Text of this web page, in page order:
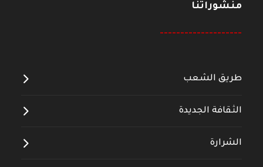
منشوراتنا
--------------------
طريق الشعب
الثقافة الجديدة
الشرارة